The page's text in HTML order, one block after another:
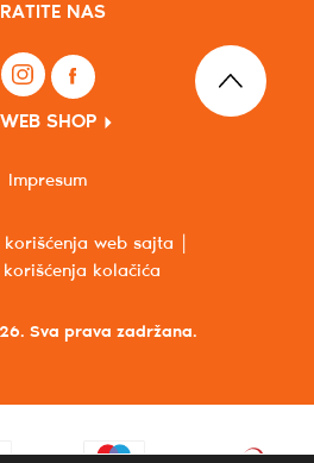
NAS
WEB SHOP
Sva prava zadržana.
web sajta
kolačića
Impresum